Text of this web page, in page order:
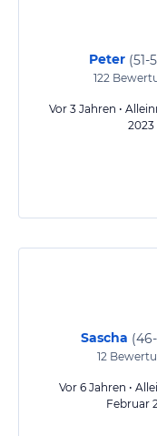
Peter (51-
122
Vor 3 Jahren •
2023
Sascha (
12
Vor 6 Jahren •
Februar